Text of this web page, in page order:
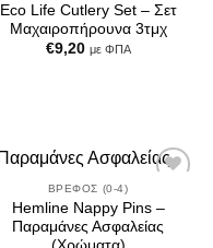
Wishlist
Eco Life Cutlery Set – Σετ
Μαχαιροπήρουνα 3τμχ
€9,20 με ΦΠΑ
Wishlist
ΒΡΈΦΟΣ (0-4)
Hemline Nappy Pins –
Παραμάνες Ασφαλείας